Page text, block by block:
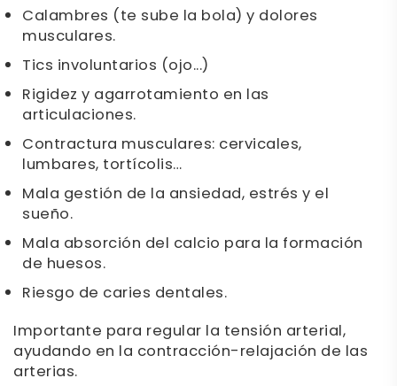
Calambres (te sube la bola) y dolores
musculares.
Tics involuntarios (ojo...)
Rigidez y agarrotamiento en las
articulaciones.
Contractura musculares: cervicales,
lumbares, tortícolis…
Mala gestión de la ansiedad, estrés y el
sueño.
Mala absorción del calcio para la formación
de huesos.
Riesgo de caries dentales.
Importante para regular la tensión arterial,
ayudando en la contracción-relajación de las
arterias.